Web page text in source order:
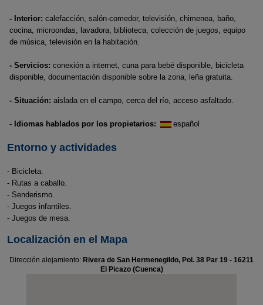
- Interior: calefacción, salón-comedor, televisión, chimenea, baño,
cocina, microondas, lavadora, biblioteca, colección de juegos, equipo
de música, televisión en la habitación.
- Servicios: conexión a internet, cuna para bebé disponible, bicicleta
disponible, documentación disponible sobre la zona, leña gratuita.
- Situación: aislada en el campo, cerca del río, acceso asfaltado.
- Idiomas hablados por los propietarios: español
Entorno y actividades
- Bicicleta.
- Rutas a caballo.
- Senderismo.
- Juegos infantiles.
- Juegos de mesa.
Localización en el Mapa
Dirección alojamiento: Rivera de San Hermenegildo, Pol. 38 Par 19 - 16211
El Picazo (Cuenca)